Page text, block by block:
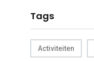
Tags
Activiteiten